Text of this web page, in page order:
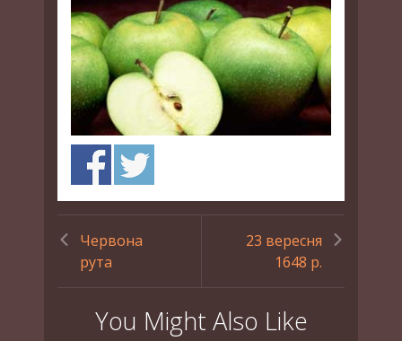
Червона
рута
23 вересня
1648 р.
You Might Also Like